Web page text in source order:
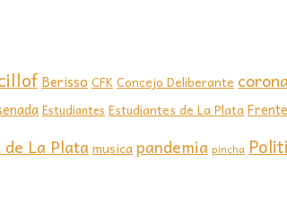
Berisso CFKConcejo Deliberante
Estudiantes Estudiantes de La Plata
La Plata musicapandemia pincha